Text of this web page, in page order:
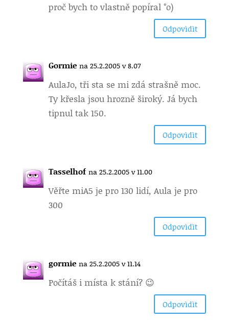
proč bych to vlastně popíral °o)
Odpovìdìt
Gormie na 25.2.2005 v 8.07
AulaJo, tři sta se mi zdá strašně moc.
Ty křesla jsou hrozně široký. Já bych
tipnul tak 150.
Odpovìdìt
Tasselhof na 25.2.2005 v 11.00
Věřte miA5 je pro 130 lidí, Aula je pro
300
Odpovìdìt
gormie na 25.2.2005 v 11.14
Počítáš i místa k stání? 😉
Odpovìdìt